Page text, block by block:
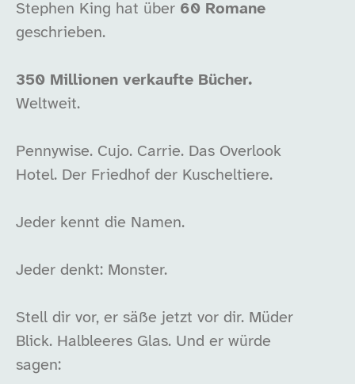
Stephen King hat über 60 Romane
geschrieben.
350 Millionen verkaufte Bücher.
Weltweit.
Pennywise. Cujo. Carrie. Das Overlook
Hotel. Der Friedhof der Kuscheltiere.
Jeder kennt die Namen.
Jeder denkt: Monster.
Stell dir vor, er säße jetzt vor dir. Müder
Blick. Halbleeres Glas. Und er würde
sagen: